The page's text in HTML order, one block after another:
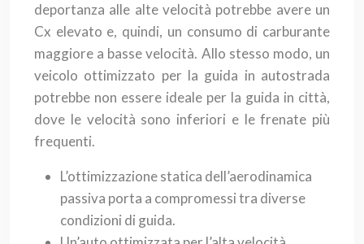
deportanza alle alte velocità potrebbe avere un
Cx elevato e, quindi, un consumo di carburante
maggiore a basse velocità. Allo stesso modo, un
veicolo ottimizzato per la guida in autostrada
potrebbe non essere ideale per la guida in città,
dove le velocità sono inferiori e le frenate più
frequenti.
L’ottimizzazione statica dell’aerodinamica
passiva porta a compromessi tra diverse
condizioni di guida.